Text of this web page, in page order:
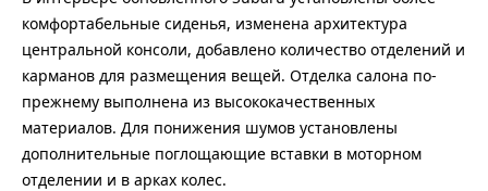
комфортабельные сиденья, изменена архитектура
центральной консоли, добавлено количество отделений и
карманов для размещения вещей. Отделка салона по-
прежнему выполнена из высококачественных
материалов. Для понижения шумов установлены
дополнительные поглощающие вставки в моторном
отделении и в арках колес.